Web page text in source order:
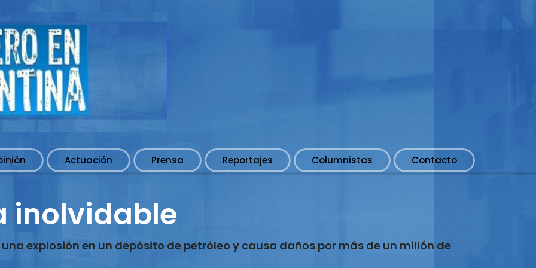
Actuación Prensa Reportajes Columnistas Contacto
inolvidable
explosión en un depósito de petróleo y causa daños por más de un millón de